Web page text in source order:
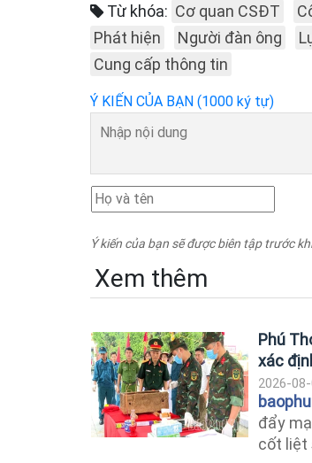
Từ khóa: Cơ quan CSĐT
Phát hiện
Người đàn ông
Cung cấp thông tin
Ý KIẾN CỦA BẠN (1000 ký tự)
Ý kiến của bạn sẽ được biên tập trước
Xem thêm
Phú
xác
2026-
đẩy
cốt liệt